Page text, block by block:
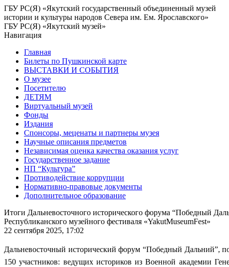
ГБУ РС(Я) «Якутский государственный объединенный музей
истории и культуры народов Севера им. Ем. Ярославского»
ГБУ РС(Я) «Якутский музей»
Навигация
Главная
Билеты по Пушкинской карте
ВЫСТАВКИ И СОБЫТИЯ
О музее
Посетителю
ДЕТЯМ
Виртуальный музей
Фонды
Издания
Спонсоры, меценаты и партнеры музея
Научные описания предметов
Независимая оценка качества оказания услуг
Государственное задание
НП “Культура”
Противодействие коррупции
Нормативно-правовые документы
Дополнительное образование
Итоги Дальневосточного исторического форума “Победный
Республиканского музейного фестиваля «YakutMuseumFest»
22 сентября 2025, 17:02
Дальневосточный исторический форум “Победный Дальний”,
150 участников: ведущих историков из Военной академии